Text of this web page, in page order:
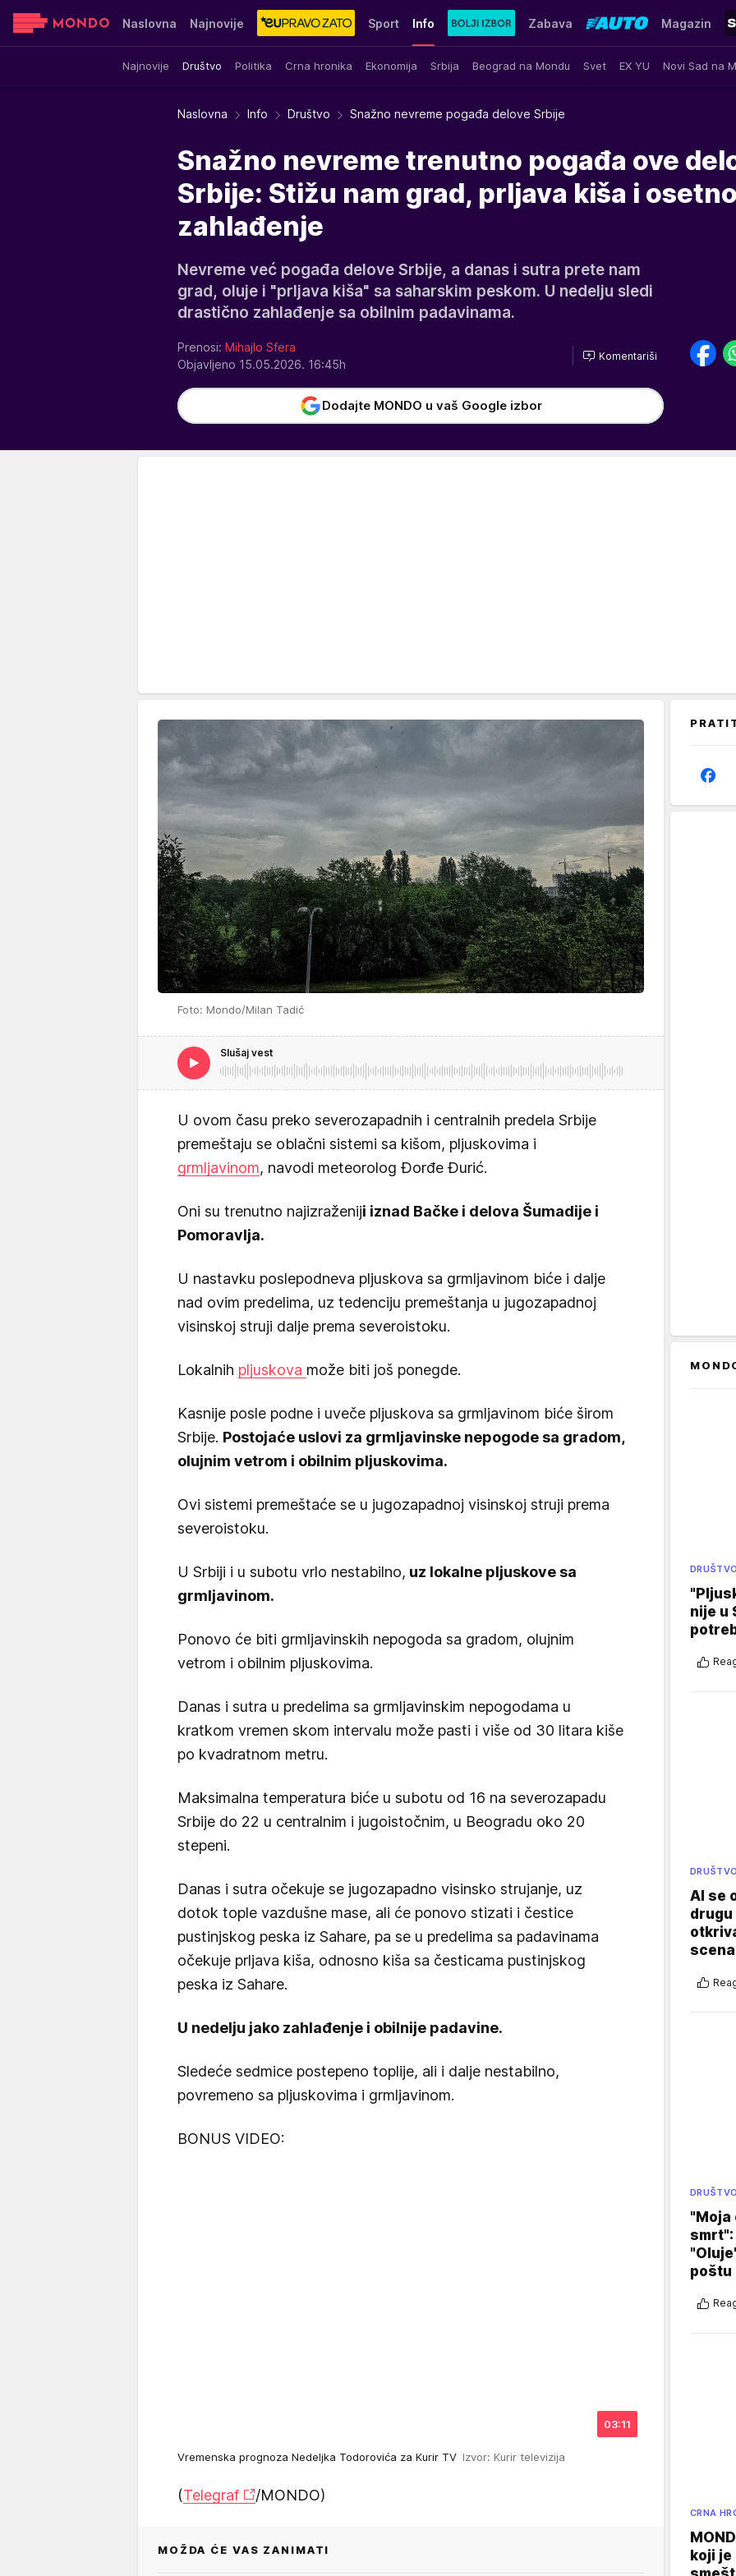
Naslovna Najnovije Sport Info
Najnovije Društvo Politika Crna hronika Ekonomija Srbija Beograd na Mondu Svet EX YU Novi Sad na
Zabava Magazin
Sensa Stvar ukusa Yumama
Naslovna Info Društvo Snažno nevreme pogađa delove Srbije
Snažno nevreme trenutno pogađa ove
Srbije: Stižu nam grad, prljava kiša i osetno
zahlađenje
Nevreme već pogađa delove Srbije, a danas i sutra prete nam
grad, oluje i "prljava kiša" sa saharskim peskom. U nedelju sledi
drastično zahlađenje sa obilnim padavinama.
Prenosi: Mihajlo Sfera
Objavljeno 15.05.2026. 16:45h
Komentariši
Dodajte MONDO u vaš Google izbor
Foto: Mondo/Milan Tadić
Slušaj vest
U ovom času preko severozapadnih i centralnih predela Srbije
premeštaju se oblačni sistemi sa kišom, pljuskovima i
grmljavinom, navodi meteorolog Đorđe Đurić.
Oni su trenutno najizraženiji iznad Bačke i delova Šumadije i
Pomoravlja.
U nastavku poslepodneva pljuskova sa grmljavinom biće i dalje
nad ovim predelima, uz tedenciju premeštanja u jugozapadnoj
visinskoj struji dalje prema severoistoku.
Lokalnih pljuskova može biti još ponegde.
Kasnije posle podne i uveče pljuskova sa grmljavinom biće širom
Srbije. Postojaće uslovi za grmljavinske nepogode sa gradom,
olujnim vetrom i obilnim pljuskovima.
Ovi sistemi premeštaće se u jugozapadnoj visinskoj struji prema
severoistoku.
U Srbiji i u subotu vrlo nestabilno, uz lokalne pljuskove sa
grmljavinom.
Ponovo će biti grmljavinskih nepogoda sa gradom, olujnim
vetrom i obilnim pljuskovima.
Danas i sutra u predelima sa grmljavinskim nepogodama u
kratkom vremen skom intervalu može pasti i više od 30 litara kiše
po kvadratnom metru.
Maksimalna temperatura biće u subotu od 16 na severozapadu
Srbije do 22 u centralnim i jugoistočnim, u Beogradu oko 20
stepeni.
Danas i sutra očekuje se jugozapadno visinsko strujanje, uz
dotok tople vazdušne mase, ali će ponovo stizati i čestice
pustinjskog peska iz Sahare, pa se u predelima sa padavinama
očekuje prljava kiša, odnosno kiša sa česticama pustinjskog
peska iz Sahare.
U nedelju jako zahlađenje i obilnije padavine.
Sledeće sedmice postepeno toplije, ali i dalje nestabilno,
povremeno sa pljuskovima i grmljavinom.
BONUS VIDEO:
03:11
Vremenska prognoza Nedeljka Todorovića za Kurir TV Izvor: Kurir televizija
(Telegraf /MONDO)
MOŽDA ĆE VAS ZANIMATI
DRUŠTVO
nije u
DRUŠTVO
AI se
DRUŠTVO
"Moja
poštu
CRNA
koji